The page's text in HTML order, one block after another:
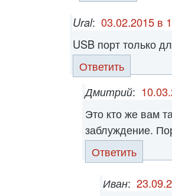
Ural: 03.02.2015 в
USB порт только
Ответить
Дмитрий:
Это кто же вам
заблуждение.
Ответить
Иван: